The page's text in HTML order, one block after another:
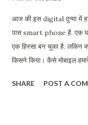
आज की इस digital दुन्या में
पास smart phone है. एक घर
एक हिस्सा बन चुका है. लकिन
किसने किया। कैसे मोबाइल
avishkar kisne kiya इस की
SHARE POST A